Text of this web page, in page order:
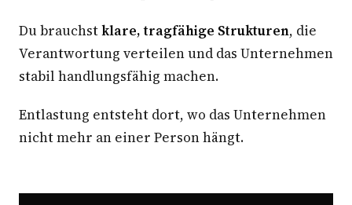
Du brauchstklare, tragfähige Strukturen, die
Verantwortung verteilen und das Unternehmen
stabil handlungsfähig machen.
Entlastung entsteht dort, wo das Unternehmen
nicht mehr an einer Person hängt.